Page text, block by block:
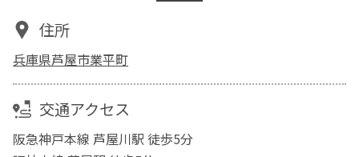
住所
兵庫県芦屋市業平町
交通アクセス
阪急神戸本線 芦屋川駅 徒歩5分